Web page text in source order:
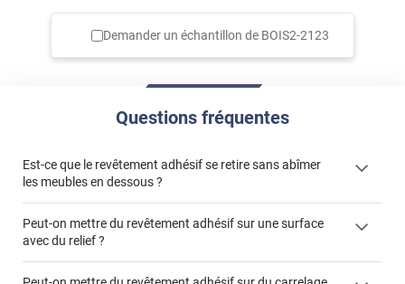
Demander un échantillon de BOIS2-2123
Questions fréquentes
Est-ce que le revêtement adhésif se retire sans abîmer
les meubles en dessous ?
Peut-on mettre du revêtement adhésif sur une surface
avec du relief ?